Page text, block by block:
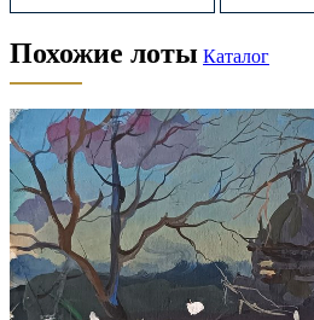
Похожие лоты Каталог